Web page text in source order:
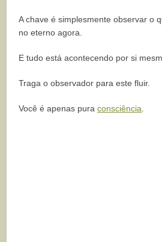
A chave é simplesmente observar o
no eterno agora.
E tudo está acontecendo por si
Traga o observador para este fluir.
Você é apenas puraconsciência.